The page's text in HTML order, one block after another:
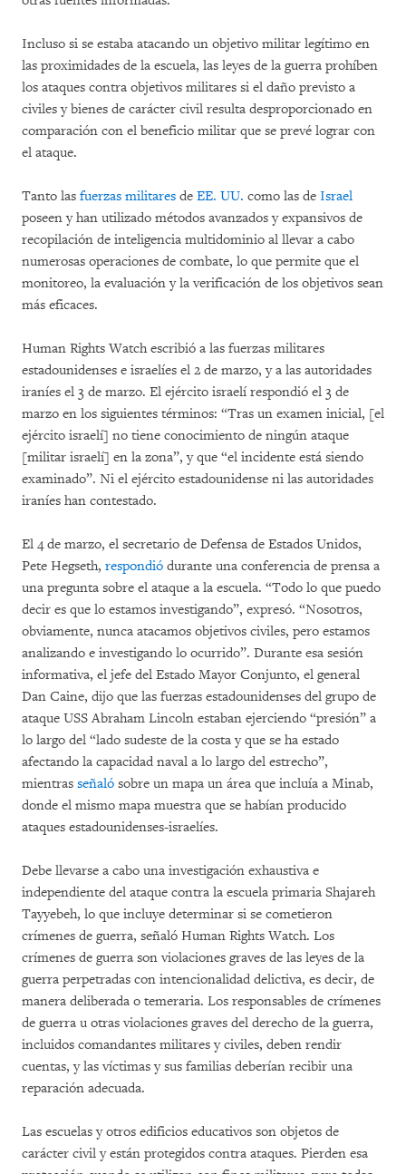
Incluso si se estaba atacando un objetivo militar legítimo en
las proximidades de la escuela, las leyes de la guerra prohíben
los ataques contra objetivos militares si el daño previsto a
civiles y bienes de carácter civil resulta desproporcionado en
comparación con el beneficio militar que se prevé lograr con
el ataque.
Tanto las fuerzas militares de EE. UU. como las de Israel
poseen y han utilizado métodos avanzados y expansivos de
recopilación de inteligencia multidominio al llevar a cabo
numerosas operaciones de combate, lo que permite que el
monitoreo, la evaluación y la verificación de los objetivos sean
más eficaces.
Human Rights Watch escribió a las fuerzas militares
estadounidenses e israelíes el 2 de marzo, y a las autoridades
iraníes el 3 de marzo. El ejército israelí respondió el 3 de
marzo en los siguientes términos: “Tras un examen inicial, [el
ejército israelí] no tiene conocimiento de ningún ataque
[militar israelí] en la zona”, y que “el incidente está siendo
examinado”. Ni el ejército estadounidense ni las autoridades
iraníes han contestado.
El 4 de marzo, el secretario de Defensa de Estados Unidos,
Pete Hegseth, respondió durante una conferencia de prensa a
una pregunta sobre el ataque a la escuela. “Todo lo que puedo
decir es que lo estamos investigando”, expresó. “Nosotros,
obviamente, nunca atacamos objetivos civiles, pero estamos
analizando e investigando lo ocurrido”. Durante esa sesión
informativa, el jefe del Estado Mayor Conjunto, el general
Dan Caine, dijo que las fuerzas estadounidenses del grupo de
ataque USS Abraham Lincoln estaban ejerciendo “presión” a
lo largo del “lado sudeste de la costa y que se ha estado
afectando la capacidad naval a lo largo del estrecho”,
mientras señaló sobre un mapa un área que incluía a Minab,
donde el mismo mapa muestra que se habían producido
ataques estadounidenses-israelíes.
Debe llevarse a cabo una investigación exhaustiva e
independiente del ataque contra la escuela primaria Shajareh
Tayyebeh, lo que incluye determinar si se cometieron
crímenes de guerra, señaló Human Rights Watch. Los
crímenes de guerra son violaciones graves de las leyes de la
guerra perpetradas con intencionalidad delictiva, es decir, de
manera deliberada o temeraria. Los responsables de crímenes
de guerra u otras violaciones graves del derecho de la guerra,
incluidos comandantes militares y civiles, deben rendir
cuentas, y las víctimas y sus familias deberían recibir una
reparación adecuada.
Las escuelas y otros edificios educativos son objetos de
carácter civil y están protegidos contra ataques. Pierden esa